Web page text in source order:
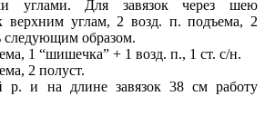
углами. Для завязок через шею
верхним углам, 2 возд. п. подъема, 2
следующим образом.
1 “шишечка” + 1 возд. п., 1 ст. с/н.
2 полуст.
р. и на длине завязок 38 см работу